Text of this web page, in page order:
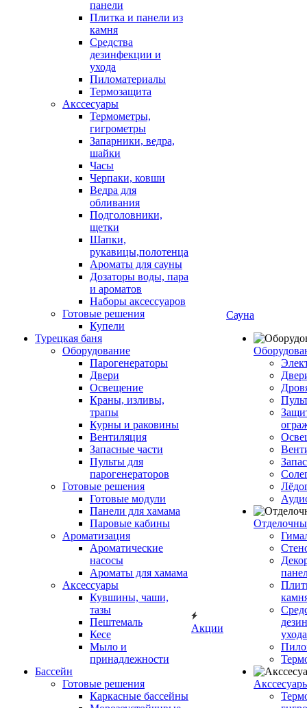
панели
Плитка и панели из
камня
Средства
дезинфекции и
ухода
Пиломатериалы
Термозащита
Аксcесуары
Термометры,
гигрометры
Запарники, ведра,
шайки
Часы
Черпаки, ковши
Ведра для
обливания
Подголовники,
щетки
Шапки,
рукавицы,полотенца
Ароматы для сауны
Дозаторы воды, пара
и ароматов
Наборы аксессуаров
Готовые решения
Купели
Турецкая баня
Оборудование
Парогенераторы
Двери
Освещение
Краны, изливы,
трапы
Курны и раковины
Вентиляция
Запасные части
Пульты для
парогенераторов
Готовые решения
Готовые модули
Панели для хамама
Паровые кабины
Ароматизация
Ароматические
насосы
Ароматы для хамама
Аксессуары
Кувшины, чаши,
тазы
Пештемаль
Кесе
Мыло и
принадлежности
Бассейн
Готовые решения
Каркасные бассейны
Акции
Сауна
ухода